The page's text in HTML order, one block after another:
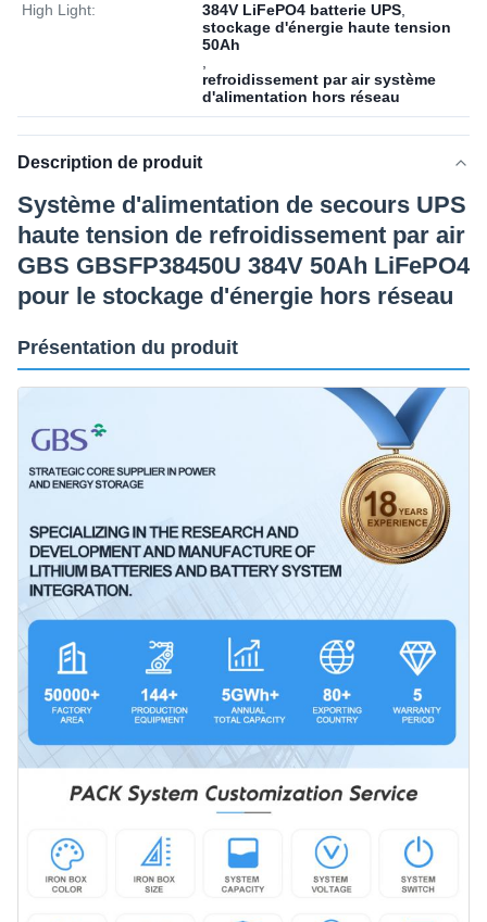
High Light: 384V LiFePO4 batterie UPS
stockage d'énergie haute tension
50Ah
refroidissement par air système
d'alimentation hors réseau
Description de produit
Système d'alimentation de secours UPS
haute tension de refroidissement par air
GBS GBSFP38450U 384V 50Ah LiFePO4
pour le stockage d'énergie hors réseau
Présentation du produit